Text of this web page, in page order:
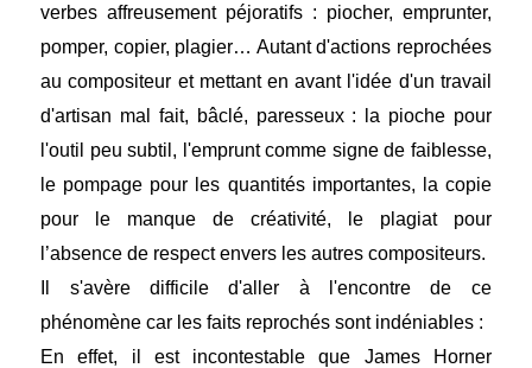
verbes affreusement péjoratifs : piocher, emprunter,
pomper, copier, plagier… Autant d'actions reprochées
au compositeur et mettant en avant l'idée d'un travail
d'artisan mal fait, bâclé, paresseux : la pioche pour
l'outil peu subtil, l'emprunt comme signe de faiblesse,
le pompage pour les quantités importantes, la copie
pour le manque de créativité, le plagiat pour
l’absence de respect envers les autres compositeurs.
Il s'avère difficile d'aller à l'encontre de ce
phénomène car les faits reprochés sont indéniables :
En effet, il est incontestable que James Horner